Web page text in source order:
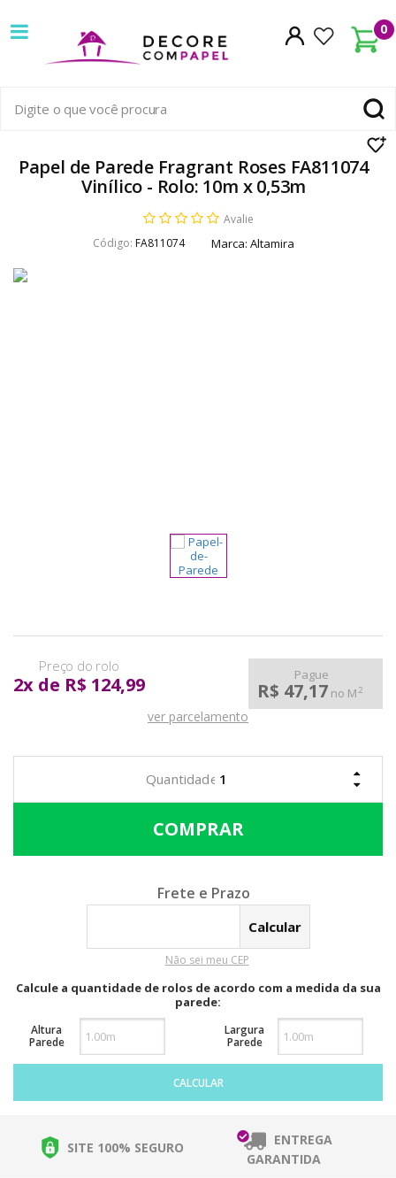
0
Decore
com
papel
pioneira
em
venda
Papel de Parede Fragrant Roses FA811074
Vinílico - Rolo: 10m x 0,53m
Avalie
Código: FA811074 Marca: Altamira
2x de R$ 124,99 Pague
R$ 47,17 no M2
ver parcelamento
Calcular o Frete
Não sei meu CEP
Calcule a quantidade de rolos de acordo com a medida da sua
parede:
Altura
Parede
Largura
Parede
CALCULAR
SITE 100% SEGURO
ENTREGA
GARANTIDA